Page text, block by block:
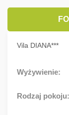
Vila DIANA***
Wyżywienie:
Rodzaj pokoju: